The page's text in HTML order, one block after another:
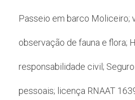
Passeio em barco Moliceiro;
observação de fauna e flora;
responsabilidade civil;
pessoais; licença RNAAT